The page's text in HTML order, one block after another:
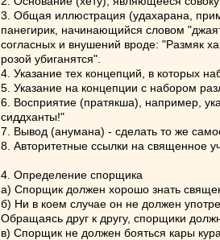
3. Общая иллюстрация (удахарана,
панегирик, начинающийся словом
согласных и внушений вроде: "Размяк
розой убиганятся".
4. Указание тех концепций, в которых
5. Указание на концепции с набором
6. Восприятие (пратякша), например,
сиддханты!"
7. Вывод (анумана) - сделать то же
8. Авторитетные ссылки на священное
4. Определение спорщика
а) Спорщик должен хорошо знать
б) Ни в коем случае он не должен
Обращаясь друг к другу, спорщики
в) Спорщик не должен бояться кары